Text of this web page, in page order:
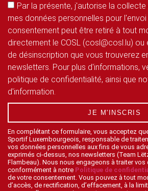
Par la présente, j'autorise la
mes données personnelles pour
consentement peut être retiré à tout
directement le COSL (cosl@cosl.lu) ou
de désinscription que vous trouverez
newsletters. Pour plus d'informations,
politique de confidentialité, ainsi que
d'information.
JE M'INSCRIS
En complétant ce formulaire, vous acceptez
Sportif Luxembourgeois, responsable de
vos données personnelles aux fins de vous
exprimés ci-dessus, nos newsletters (Team
Flambeau). Nous nous engageons à traiter
conformément à notre Politique de
de votre consentement. Vous pouvez à tout
d’accès, de rectification, d’effacement, à la